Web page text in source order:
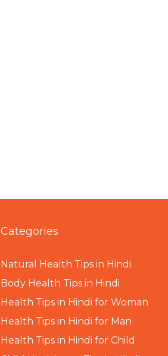
Categories
Natural Health Tips in Hindi
Body Health Tips in Hindi
Health Tips in Hindi for Woman
Health Tips in Hindi for Man
Health Tips in Hindi for Child